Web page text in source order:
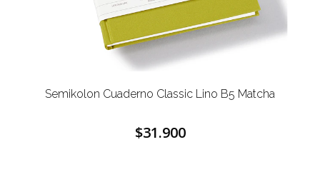
Semikolon Cuaderno Classic Lino B5 Matcha
$31.900